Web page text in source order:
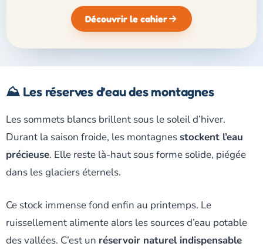
Découvrir le cahier
⛰️ Les réserves d’eau des montagnes
Les sommets blancs brillent sous le soleil d’hiver.
Durant la saison froide, les montagnesstockent l’eau
précieuse. Elle reste là-haut sous forme solide, piégée
dans les glaciers éternels.
Ce stock immense fond enfin au printemps. Le
ruissellement alimente alors les sources d’eau potable
des vallées. C’est un réservoir naturel indispensable